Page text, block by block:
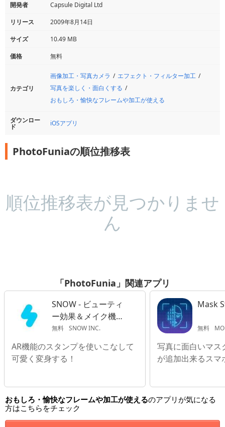
開発者
Capsule Digital Ltd
リリース
2009年8月14日
サイズ
10.49 MB
価格
無料
カテゴリ
画像加工・写真カメラ
エフェクト・フィルター加工
写真を楽しく・面白くする
おもしろ・愉快なフレームや加工が使える
ダウンロー
ド iOSアプリ
PhotoFuniaの順位推移表
順位推移表が見つかりませ
ん
「PhotoFunia」関連アプリ
SNOW - ビューティ
ー効果＆メイク機能
付き自撮りカメラ
無料 SNOW INC.
AR機能のスタンプを使いこなして
可愛く変身する！
Mask
無料
写真に面白いマス
が追加出来るスマ
おもしろ・愉快なフレームや加工が使えるのアプリが気になる
方はこちらをチェック